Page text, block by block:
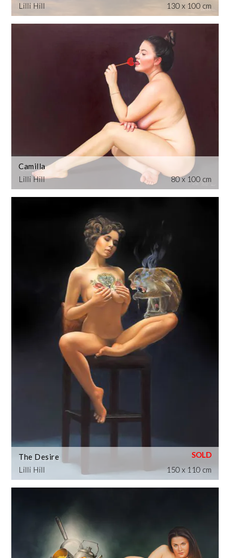
Lilli Hill 130 x 100 cm
Lilli Hill
Camilla
80 x 100 cm
Lilli Hill
The Desire
150 x 110 cm